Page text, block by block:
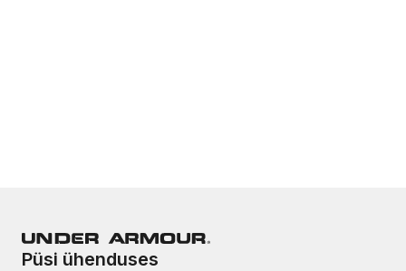
Püsi ühenduses